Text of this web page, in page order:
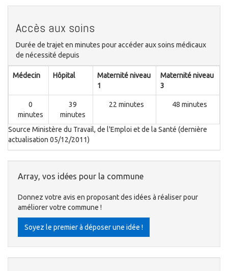
Accès aux soins
Durée de trajet en minutes pour accéder aux soins médicaux
de nécessité depuis
Médecin Hôpital
Maternité niveau
1
Maternité niveau
3
0
minutes
39
minutes
22 minutes 48 minutes
Source Ministère du Travail, de l'Emploi et de la Santé (dernière
actualisation 05/12/2011)
Array, vos idées pour la commune
Donnez votre avis en proposant des idées à réaliser pour
améliorer votre commune !
Soyez le premier à déposer une idée !